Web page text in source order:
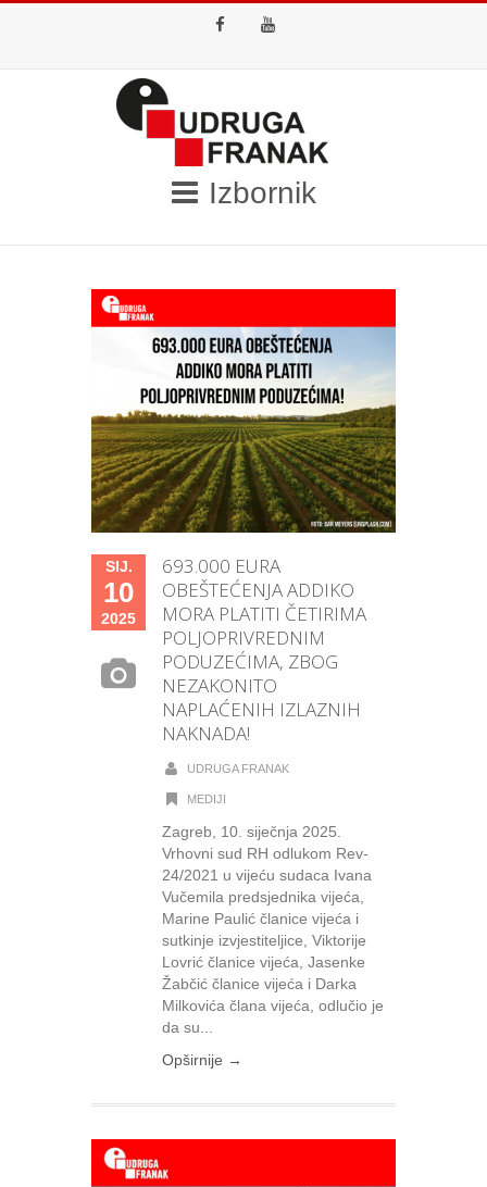
Izbornik
SIJ.
10
2025
693.000 EURA
OBEŠTEĆENJA ADDIKO
MORA PLATITI ČETIRIMA
POLJOPRIVREDNIM
PODUZEĆIMA, ZBOG
NEZAKONITO
NAPLAĆENIH IZLAZNIH
NAKNADA!
UDRUGA FRANAK
MEDIJI
Zagreb, 10. siječnja 2025.
Vrhovni sud RH odlukom Rev-
24/2021 u vijeću sudaca Ivana
Vučemila predsjednika vijeća,
Marine Paulić članice vijeća i
sutkinje izvjestiteljice, Viktorije
Lovrić članice vijeća, Jasenke
Žabčić članice vijeća i Darka
Milkovića člana vijeća, odlučio je
da su...
Opširnije →